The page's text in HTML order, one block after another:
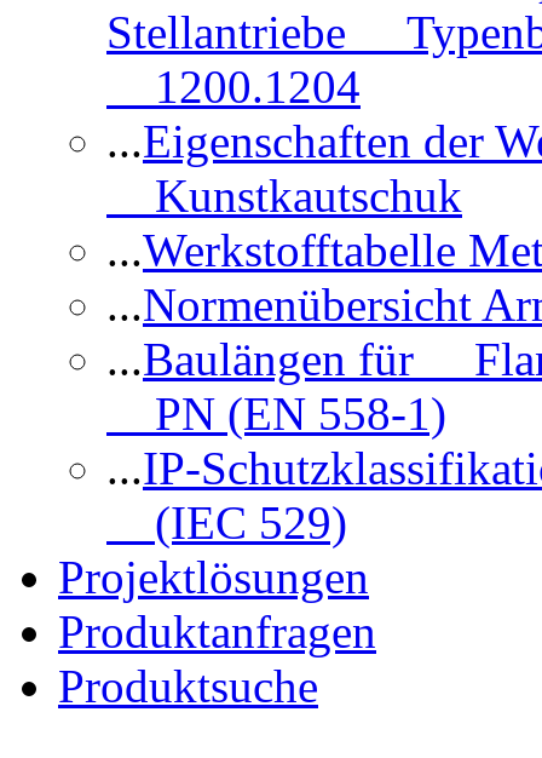
Stellantriebe
1200.1204
...Eigenschaften der
Kunstkautschuk
...Werkstofftabelle
...Normenübersicht
...Baulängen für
PN (EN 558-1)
...IP-
(IEC 529)
Projektlösungen
Produktanfragen
Produktsuche